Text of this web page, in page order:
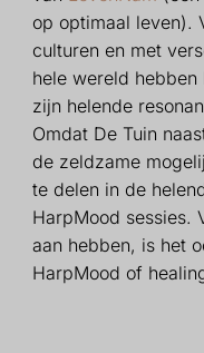
op optimaal leven).
culturen en met
hele wereld
zijn helende
Omdat De Tuin
de zeldzame
te delen in de
HarpMood sessies.
aan hebben, is het
HarpMood of